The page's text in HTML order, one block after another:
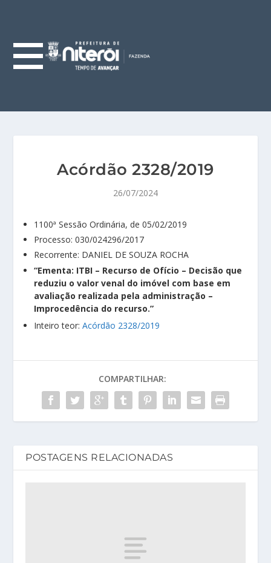
Acórdão 2328/2019
26/07/2024
1100ª Sessão Ordinária, de 05/02/2019
Processo: 030/024296/2017
Recorrente: DANIEL DE SOUZA ROCHA
“Ementa: ITBI – Recurso de Ofício – Decisão que
reduziu o valor venal do imóvel com base em
avaliação realizada pela administração –
Improcedência do recurso.”
Inteiro teor:Acórdão 2328/2019
COMPARTILHAR:
POSTAGENS RELACIONADAS